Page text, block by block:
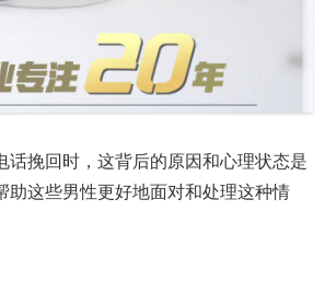
挽回时，这背后的原因和心理状态是
这些男性更好地面对和处理这种情